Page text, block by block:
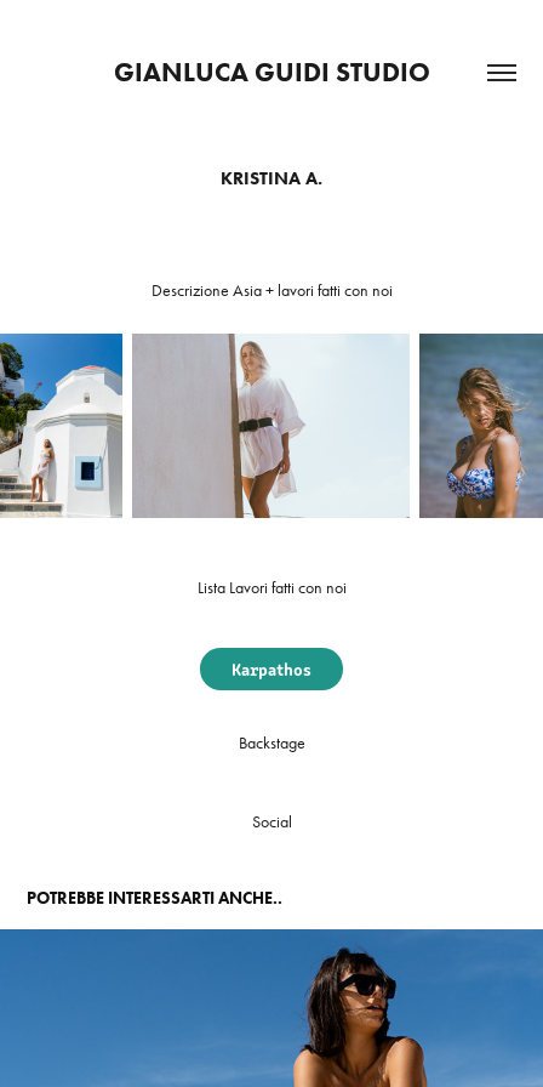
GIANLUCA GUIDI STUDIO
KRISTINA A.
Descrizione Asia + lavori fatti con noi
Lista Lavori fatti con noi
Karpathos
Backstage
Social
POTREBBE INTERESSARTI ANCHE..